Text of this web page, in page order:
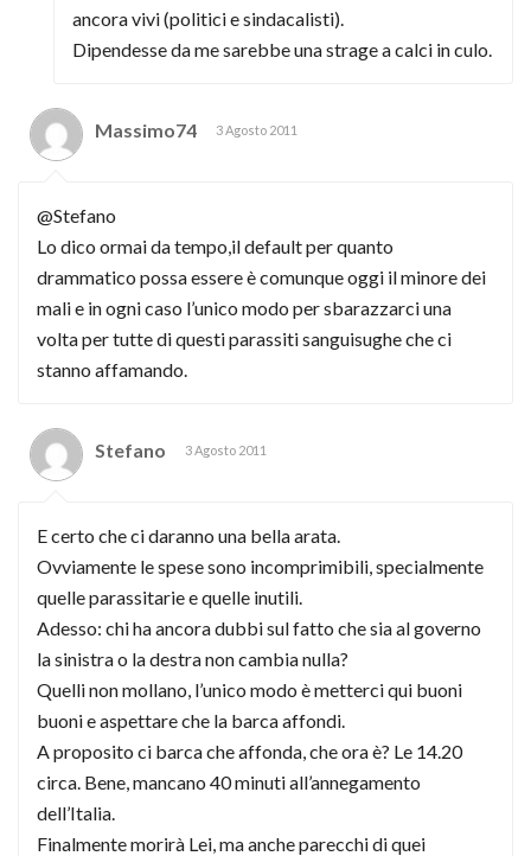
ancora vivi (politici e sindacalisti).
Dipendesse da me sarebbe una strage a calci in culo.
Massimo74 3 Agosto 2011
@Stefano
Lo dico ormai da tempo,il default per quanto
drammatico possa essere è comunque oggi il minore dei
mali e in ogni caso l’unico modo per sbarazzarci una
volta per tutte di questi parassiti sanguisughe che ci
stanno affamando.
Stefano 3 Agosto 2011
E certo che ci daranno una bella arata.
Ovviamente le spese sono incomprimibili, specialmente
quelle parassitarie e quelle inutili.
Adesso: chi ha ancora dubbi sul fatto che sia al governo
la sinistra o la destra non cambia nulla?
Quelli non mollano, l’unico modo è metterci qui buoni
buoni e aspettare che la barca affondi.
A proposito ci barca che affonda, che ora è? Le 14.20
circa. Bene, mancano 40 minuti all’annegamento
dell’Italia.
Finalmente morirà Lei, ma anche parecchi di quei